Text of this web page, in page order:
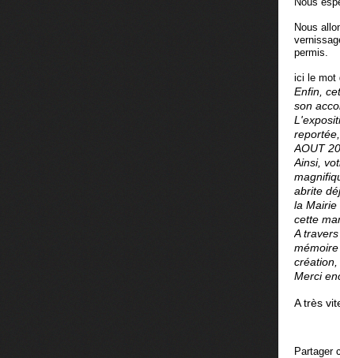
Nous
permis.
ici le mot
Enfin,
son
AOUT
Ainsi,
abrite
la Mairie
cette
A
Merci
A très
Partager